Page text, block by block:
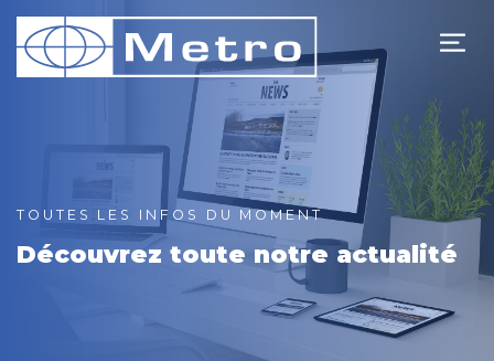
TOUTES LES INFOS DU MOMENT
Découvrez toute notre actualité